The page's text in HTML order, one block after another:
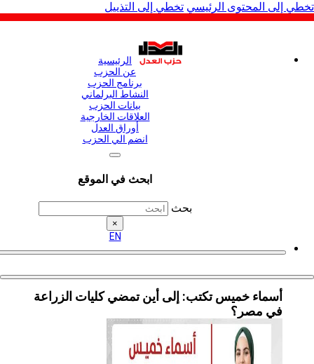
المحتوى الرئيسي تخطي إلى التذييل
الرئيسية
عن الحزب
برنامج الحزب
النشاط البرلماني
بيانات الحزب
العلاقات الخارجية
أوراق العدل
انضم الي الحزب
ابحث في الموقع
أسماء خميس تكتب: إلى أين تمضي كليات الزراعة
في مصر؟